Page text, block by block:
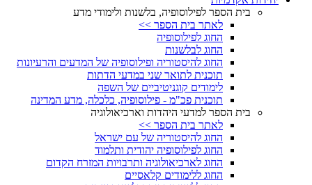
בית הספר לפילוסופיה, בלשנות ולימודי מדע
לאתר בית הספר >>
החוג לפילוסופיה
החוג לבלשנות
החוג להיסטוריה ופילוסופיה של המדעים והרעיונות
תוכנית לתואר שני במדעי הדתות
לימודים קוגניטיביים של השפה
תוכנית פכ"מ - פילוסופיה, כלכלה, מדע המדינה
בית הספר למדעי היהדות וארכיאולוגיה
לאתר בית הספר >>
החוג להיסטוריה של עם ישראל
החוג לפילוסופיה יהודית ותלמוד
החוג לארכיאולוגיה ותרבויות המזרח הקדום
החוג ללימודים קלאסיים